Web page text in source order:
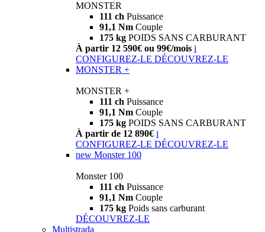
MONSTER
111 ch Puissance
91,1 Nm Couple
175 kg POIDS SANS CARBURANT
À partir 12 590€ ou 99€/mois i
CONFIGUREZ-LE DÉCOUVREZ-LE
MONSTER +
MONSTER +
111 ch Puissance
91,1 Nm Couple
175 kg POIDS SANS CARBURANT
À partir de 12 890€ i
CONFIGUREZ-LE DÉCOUVREZ-LE
new Monster 100
Monster 100
111 ch Puissance
91,1 Nm Couple
175 kg Poids sans carburant
DÉCOUVREZ-LE
Multistrada